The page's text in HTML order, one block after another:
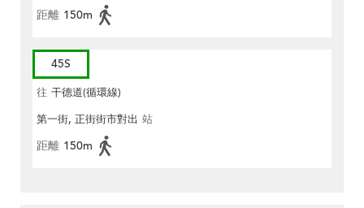
距離 150m
45S
往 干德道(循環線)
第一街, 正街街市對出 站
距離 150m